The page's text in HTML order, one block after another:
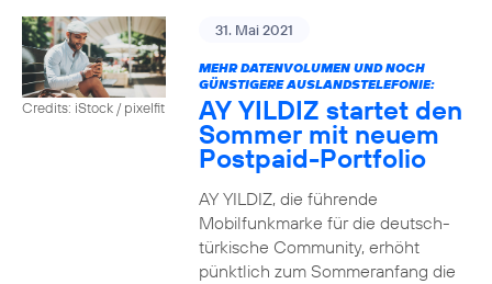
Credits: iStock / pixelfit
31. Mai 2021
MEHR DATENVOLUMEN UND NOCH
GÜNSTIGERE AUSLANDSTELEFONIE:
AY YILDIZ startet den
Sommer mit neuem
Postpaid-Portfolio
AY YILDIZ, die führende
Mobilfunkmarke für die deutsch-
türkische Community, erhöht
pünktlich zum Sommeranfang die